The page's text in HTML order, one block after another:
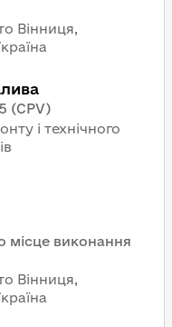
Вінниця,
(CPV)
і технічного
місце виконання
Вінниця,